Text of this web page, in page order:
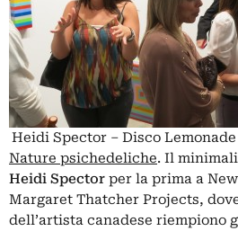
Heidi Spector – Disco
Nature psichedeliche. Il
Heidi Spector per la prima a
Margaret Thatcher Projects,
dell’artista canadese riempiono